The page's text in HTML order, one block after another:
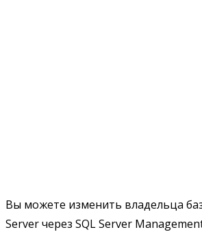
Вы можете изменить владельца
Server через SQL Server